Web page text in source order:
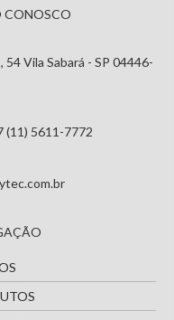
CONOSCO
54Vila Sabará - SP 04446-
(11) 5611-7772